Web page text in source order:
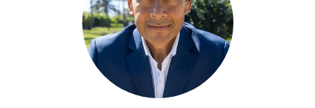
se enumeran, lo que te da una ventaja significativa sobre
otros compradores. Esta estrategia no solo te ahorra
tiempo, sino que también puede ser la clave para
encontrar esa propiedad perfecta antes de que otros la